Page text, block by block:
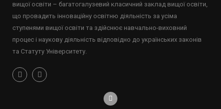
вищої освіти – багатогалузевий класичний заклад вищої освіти,
що провадить інноваційну освітню діяльність за усіма
ступенями вищої освіти та здійснює навчально-виховний
процес і наукову діяльність відповідно до українських законів
та Статуту Університету.